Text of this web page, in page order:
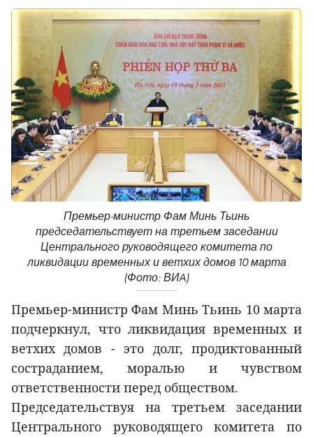
Премьер-министр Фам Минь Тьинь
председательствует на третьем заседании
Центрального руководящего комитета по
ликвидации временных и ветхих домов 10 марта
(Фото: ВИA)
Премьер-министр Фам Минь Тьинь 10 марта
подчеркнул, что ликвидация временных и
ветхих домов - это долг, продиктованный
состраданием, моралью и чувством
ответственности перед обществом.
Председательствуя на третьем заседании
Центрального руководящего комитета по